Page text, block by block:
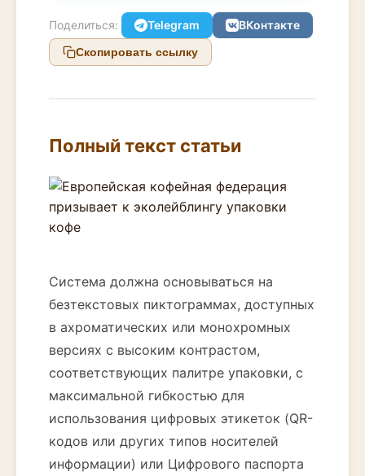
Поделиться: Telegram ВКонтакте
Скопировать ссылку
Полный текст статьи
Система должна основываться на
безтекстовых пиктограммах, доступных
в ахроматических или монохромных
версиях с высоким контрастом,
соответствующих палитре упаковки, с
максимальной гибкостью для
использования цифровых этикеток (QR-
кодов или других типов носителей
информации) или Цифрового паспорта